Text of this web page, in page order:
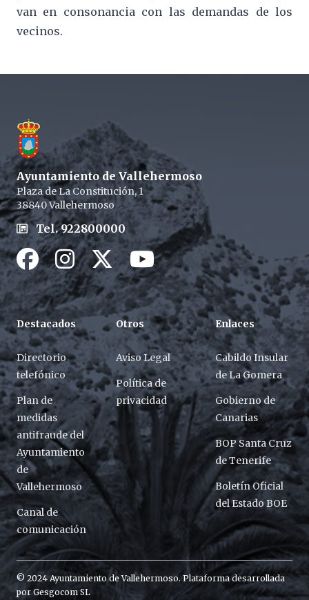
van en consonancia con las demandas de los
vecinos.
Ayuntamiento de Vallehermoso
Plaza de La Constitución, 1
38840 Vallehermoso
Tel. 922800000
FacebookInstagramTwitter / XYoutube / X
Destacados
Directorio
telefónico
Plan de
medidas
antifraude del
Ayuntamiento
de
Vallehermoso
Canal de
comunicación
Otros
Aviso Legal
Política de
privacidad
Enlaces
Cabildo Insular
de La Gomera
Gobierno de
Canarias
BOP Santa Cruz
de Tenerife
Boletín Oficial
del Estado BOE
© 2024 Ayuntamiento de Vallehermoso. Plataforma desarrollada
porGesgocom SL